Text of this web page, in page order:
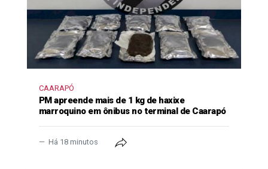
CAARAPÓ
PM apreende mais de 1 kg de haxixe
marroquino em ônibus no terminal de Caarapó
Há 18 minutos